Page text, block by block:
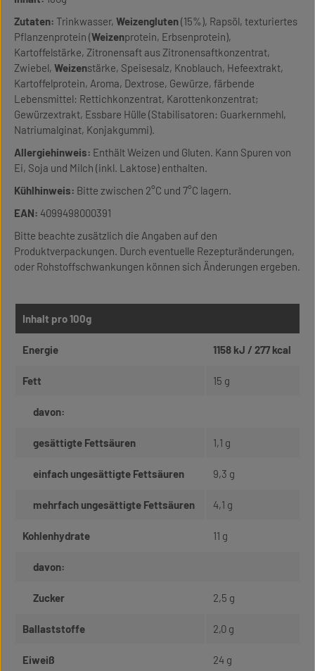
Zutaten: Trinkwasser, Weizengluten(15%), Rapsöl, texturiertes
Pflanzenprotein (Weizenprotein, Erbsenprotein),
Kartoffelstärke, Zitronensaft aus Zitronensaftkonzentrat,
Zwiebel, Weizenstärke, Speisesalz, Knoblauch, Hefeextrakt,
Kartoffelprotein, Aroma, Dextrose, Gewürze, färbende
Lebensmittel: Rettichkonzentrat, Karottenkonzentrat;
Gewürzextrakt, Essbare Hülle (Stabilisatoren: Guarkernmehl,
Natriumalginat, Konjakgummi).
Allergiehinweis: Enthält Weizen und Gluten. Kann Spuren von
Ei, Soja und Milch (inkl. Laktose) enthalten.
Kühlhinweis: Bitte zwischen 2°C und 7°C lagern.
EAN: 4099498000391
Bitte beachte zusätzlich die Angaben auf den
Produktverpackungen. Durch eventuelle Rezepturänderungen,
oder Rohstoffschwankungen können sich Änderungen ergeben.
Inhalt pro 100g
Energie 1158 kJ / 277 kcal
Fett 15 g
davon:
gesättigte Fettsäuren 1,1 g
einfach ungesättigte Fettsäuren 9,3 g
mehrfach ungesättigte Fettsäuren 4,1 g
Kohlenhydrate 11 g
davon:
Zucker 2,5 g
Ballaststoffe 2,0 g
Eiweiß 24 g